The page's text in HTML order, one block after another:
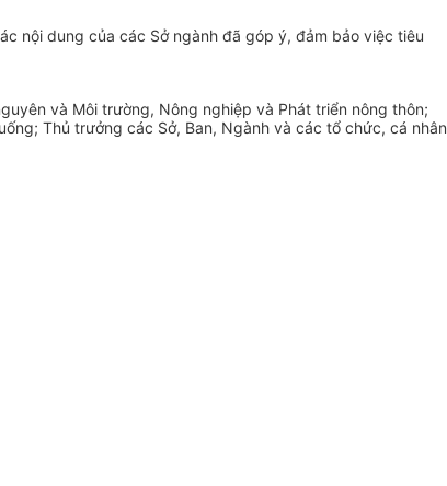
nội dung của các Sở ngành đã góp ý, đảm bảo việc tiêu
và Môi trường, Nông nghiệp và Phát triển nông thôn;
Thủ trưởng các Sở, Ban, Ngành và các tổ chức, cá nhân